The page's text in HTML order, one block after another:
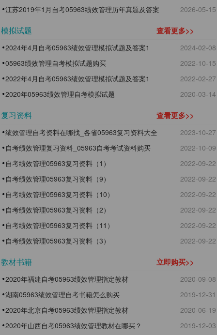
江苏2019年1月自考05963绩效管理历年真题及答案
2026-05-15
模拟试题 查看更多>>
2024年4月自考05963绩效管理模拟试题及答案1
2024-02-08
05963绩效管理自考模拟试题购买
2022-10-15
2022年4月自考05963绩效管理模拟试题及答案1
2022-02-27
2020年05963绩效管理自考模拟试题
2020-03-14
复习资料 查看更多>>
绩效管理自考资料在哪找_各省05963复习资料大全
2023-10-27
自考绩效管理复习资料_05963自考考试资料购买
2022-10-09
自考绩效管理05963复习资料（1）
2022-09-22
自考绩效管理05963复习资料（9）
2022-09-22
自考绩效管理05963复习资料（10）
2022-09-22
自考绩效管理05963复习资料（2）
2022-09-22
自考绩效管理05963复习资料（11）
2022-09-22
自考绩效管理05963复习资料（3）
2022-09-22
教材书籍 立即购买>>
2020年福建自考05963绩效管理指定教材
2020-09-08
湖南05963绩效管理自考书籍怎么购买
2019-12-31
2020年北京自考05963绩效管理指定教材
2020-06-19
2020年山西自考05963绩效管理教材在哪买？
2019-12-03